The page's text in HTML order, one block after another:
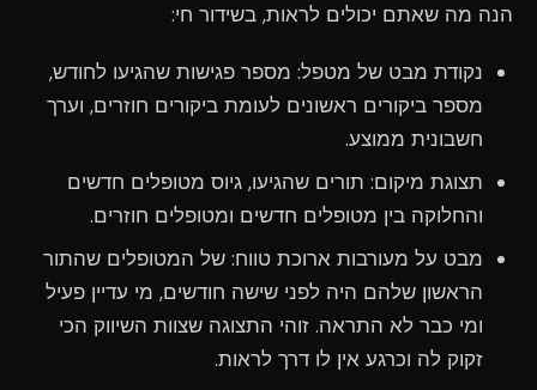
הנה מה שאתם יכולים לראות, בשידור חי:
נקודת מבט של מטפל: מספר פגישות שהגיעו לחודש,
מספר ביקורים ראשונים לעומת ביקורים חוזרים, וערך
חשבונית ממוצע.
תצוגת מיקום: תורים שהגיעו, גיוס מטופלים חדשים
והחלוקה בין מטופלים חדשים ומטופלים חוזרים.
מבט על מעורבות ארוכת טווח: של המטופלים שהתור
הראשון שלהם היה לפני שישה חודשים, מי עדיין פעיל
ומי כבר לא התראה. זוהי התצוגה שצוות השיווק הכי
זקוק לה וכרגע אין לו דרך לראות.